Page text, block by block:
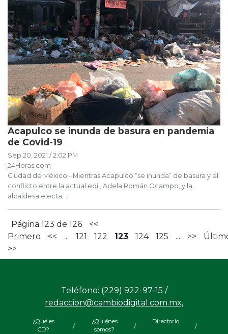
Acapulco se inunda de basura en pandemia
de Covid-19
Sep 20, 2021 / 2:02 PM
24Horas.com
Ciudad de México.- Mientras Acapulco “se inunda” de basura y el
conflicto entre la actual edil, Adela Román Ocampo, y la
alcaldesa electa, ...
Página 123 de 126
<<
Primero
<< ... 121 122 123 124 125 ... >>
>>
Teléfono: (229) 922-97-15 /
redaccion@cambiodigital.com.mx,
¿Qué es
CD?
/
¿Quiénes
somos?
/
Directorio
/